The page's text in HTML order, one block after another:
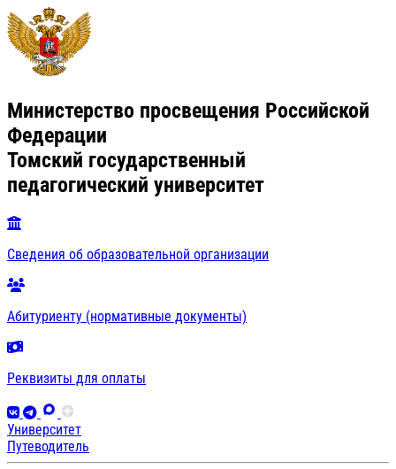
Министерство просвещения Российской
Федерации
Томский государственный
педагогический университет
Сведения об образовательной организации
Абитуриенту (нормативные документы)
Реквизиты для оплаты
Университет
Путеводитель